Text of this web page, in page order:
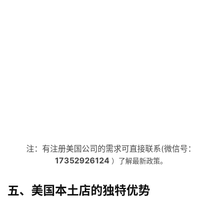
外
注：有注册美国公司的需求可直接联系(微信号：
17352926124 ）了解最新政策。
五、美国本土店的独特优势